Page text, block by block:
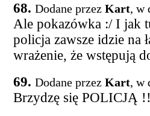
68. Dodane przez Kart, w
Ale pokazówka :/ I jak
policja zawsze idzie na
wrażenie, że wstępują
69. Dodane przez Kart, w
Brzydzę się POLICJĄ